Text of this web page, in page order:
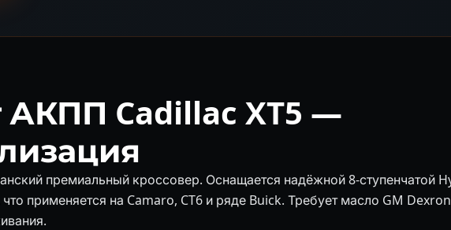
Cadillac XT5 —
премиальный кроссовер. Оснащается надёжной 8-ступенчатой
применяется на Camaro, CT6 и ряде Buick. Требует масло GM